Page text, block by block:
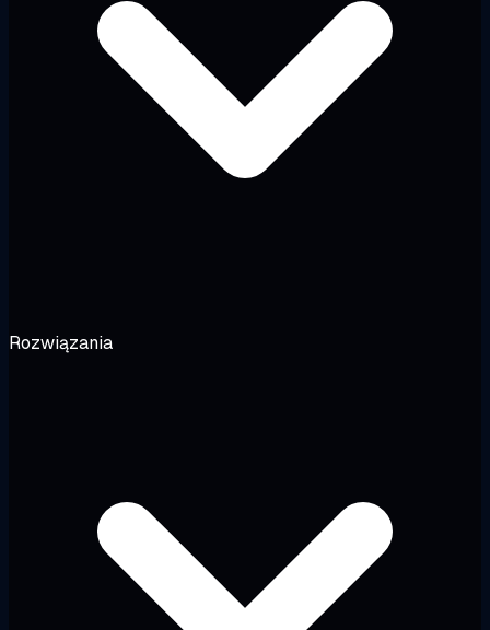
Rozwiązania